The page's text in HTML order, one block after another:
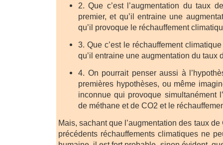
2. Que c’est l’augmentation du taux
premier, et qu’il entraine une
qu’il provoque le réchauffement
3. Que c’est le réchauffement
qu’il entraine une augmentation du taux
4. On pourrait penser aussi à
premières hypothèses, ou même
inconnue qui provoque simultanément
de méthane et de CO2 et le
Mais, sachant que l’augmentation des taux
précédents réchauffements climatiques ne